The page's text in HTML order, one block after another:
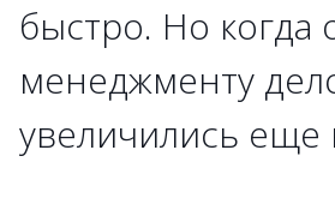
быстро. Но когда
менеджменту
увеличились еще